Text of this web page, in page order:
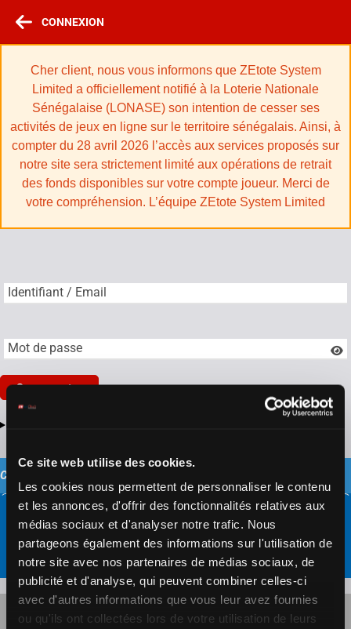
Ce site web utilise des cookies.
Les cookies nous permettent de personnaliser le contenu
et les annonces, d'offrir des fonctionnalités relatives aux
médias sociaux et d'analyser notre trafic. Nous
partageons également des informations sur l'utilisation de
notre site avec nos partenaires de médias sociaux, de
publicité et d'analyse, qui peuvent combiner celles-ci
avec d'autres informations que vous leur avez fournies
ou qu'ils ont collectées lors de votre utilisation de leurs
CONNEXION
Cher client, nous vous informons que ZEtote System
Limited a officiellement notifié à la Loterie Nationale
Sénégalaise (LONASE) son intention de cesser ses
activités de jeux en ligne sur le territoire sénégalais. Ainsi, à
compter du 28 avril 2026 l’accès aux services proposés sur
notre site sera strictement limité aux opérations de retrait
des fonds disponibles sur votre compte joueur. Merci de
votre compréhension. L’équipe ZEtote System Limited
Identifiant / Email
Mot de passe
Se connecter
CONTACTEZ ZETURF
Formulaire de contact
JEU RESPONSABLE